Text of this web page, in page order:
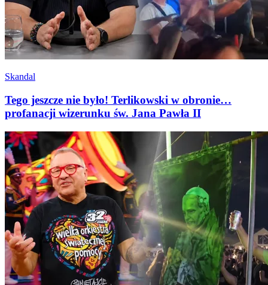
Skandal
Tego jeszcze nie było! Terlikowski w obronie…
profanacji wizerunku św. Jana Pawła II